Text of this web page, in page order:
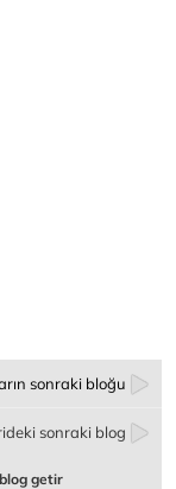
sonraki bloğu
sonraki blog
getir